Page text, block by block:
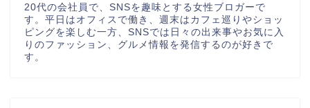
20代の会社員で、SNSを趣味とする女性ブロガーで
す。平日はオフィスで働き、週末はカフェ巡りやショッ
ピングを楽しむ一方、SNSでは日々の出来事やお気に入
りのファッション、グルメ情報を発信するのが好きで
す。